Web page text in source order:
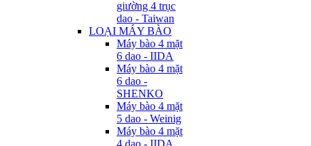
giường 4 trục
dao - Taiwan
LOẠI MÁY BÀO
Máy bào 4 mặt
6 dao - IIDA
Máy bào 4 mặt
6 dao -
SHENKO
Máy bào 4 mặt
5 dao - Weinig
Máy bào 4 mặt
4 dao - IIDA